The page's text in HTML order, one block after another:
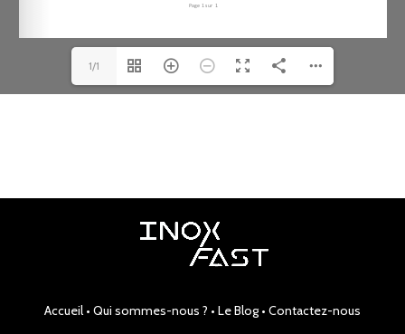
1/1
Accueil • Qui sommes-nous ? • Le Blog• Contactez-nous